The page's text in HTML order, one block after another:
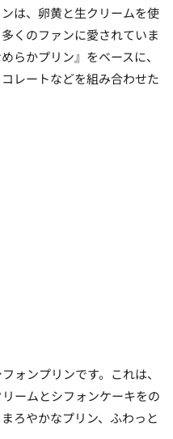
は、卵黄と生クリームを使
くのファンに愛されていま
めらかプリン』をベースに、
レートなどを組み合わせた
ォンプリンです。これは、
ームとシフォンケーキをの
ろやかなプリン、ふわっと